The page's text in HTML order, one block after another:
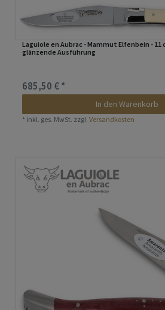
Laguiole en Aubrac - Mammut Elfenbein - 11
glänzende Ausführung
685,50 € *
In den Warenkorb
* inkl. ges. MwSt. zzgl.Versandkosten